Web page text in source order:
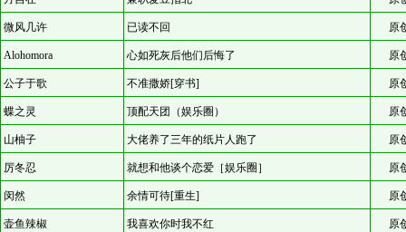
微风几许 已读不回 原
Alohomora 心如死灰后他们后悔了 原
公子于歌 不准撒娇[穿书] 原
蝶之灵 顶配天团（娱乐圈） 原
山柚子 大佬养了三年的纸片人跑了 原
厉冬忍 就想和他谈个恋爱［娱乐圈］ 原
闵然 余情可待[重生] 原
壶鱼辣椒 我喜欢你时我不红 原